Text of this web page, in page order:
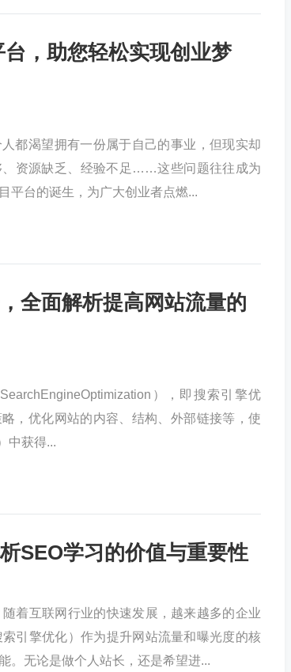
，助您轻松实现创业梦
都渴望拥有一份属于自己的事业，但现实却
、资源缺乏、经验不足……这些问题往往成为
平台的诞生，为广大创业者点燃...
全面解析提高网站流量的
），即搜索引擎优
，优化网站的内容、结构、外部链接等，使
中获得...
SEO学习的价值与重要性
着互联网行业的快速发展，越来越多的企业
引擎优化）作为提升网站流量和曝光度的核
。无论是做个人站长，还是希望进...